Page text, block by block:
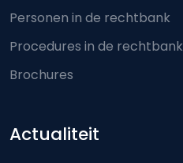
Personen in de rechtbank
Procedures in de rechtbank
Brochures
Actualiteit